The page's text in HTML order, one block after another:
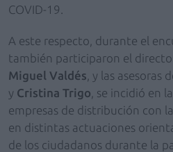
COVID-19.
A este respecto, durante el
también participaron el director
Miguel Valdés , y las asesoras
y Cristina Trigo , se incidió en
empresas de distribución con
en distintas actuaciones
de los ciudadanos durante la